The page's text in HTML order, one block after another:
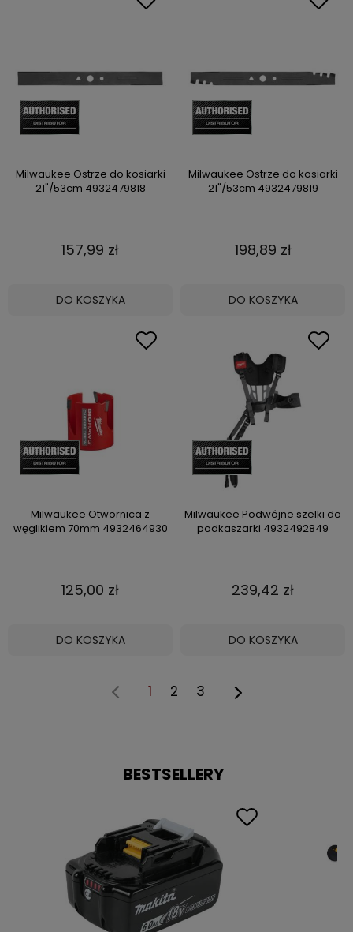
Milwaukee Ostrze do kosiarki
21"/53cm 4932479818
157,99 zł
DO KOSZYKA
Milwaukee Ostrze do kosiarki
21"/53cm 4932479819
198,89 zł
DO KOSZYKA
Milwaukee Otwornica z
węglikiem 70mm 4932464930
125,00 zł
DO KOSZYKA
Milwaukee Podwójne szelki do
podkaszarki 4932492849
239,42 zł
DO KOSZYKA
1 2 3
BESTSELLERY